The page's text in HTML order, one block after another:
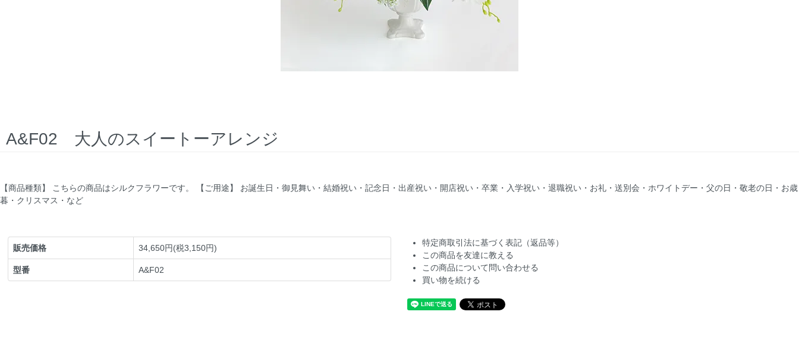
A&F02 大人のスイートーアレンジ
【商品種類】 こちらの商品はシルクフラワーです。 【ご用途】 お誕生日・御見舞い・結婚祝い・記念日・出産祝い・開店祝い・卒業・入学祝い・退職祝い・お礼・送別会・ホワイトデー・父の日・敬老の日・お歳
暮・クリスマス・など
販売価格 34,650円(税3,150円)
型番 A&F02
特定商取引法に基づく表記（返品等）
この商品を友達に教える
この商品について問い合わせる
買い物を続ける